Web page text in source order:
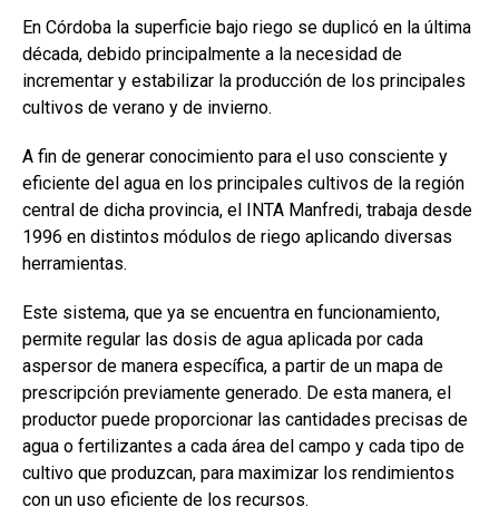
En Córdoba la superficie bajo riego se duplicó en la última
década, debido principalmente a la necesidad de
incrementar y estabilizar la producción de los principales
cultivos de verano y de invierno.
A fin de generar conocimiento para el uso consciente y
eficiente del agua en los principales cultivos de la región
central de dicha provincia, el INTA Manfredi, trabaja desde
1996 en distintos módulos de riego aplicando diversas
herramientas.
Este sistema, que ya se encuentra en funcionamiento,
permite regular las dosis de agua aplicada por cada
aspersor de manera específica, a partir de un mapa de
prescripción previamente generado. De esta manera, el
productor puede proporcionar las cantidades precisas de
agua o fertilizantes a cada área del campo y cada tipo de
cultivo que produzcan, para maximizar los rendimientos
con un uso eficiente de los recursos.